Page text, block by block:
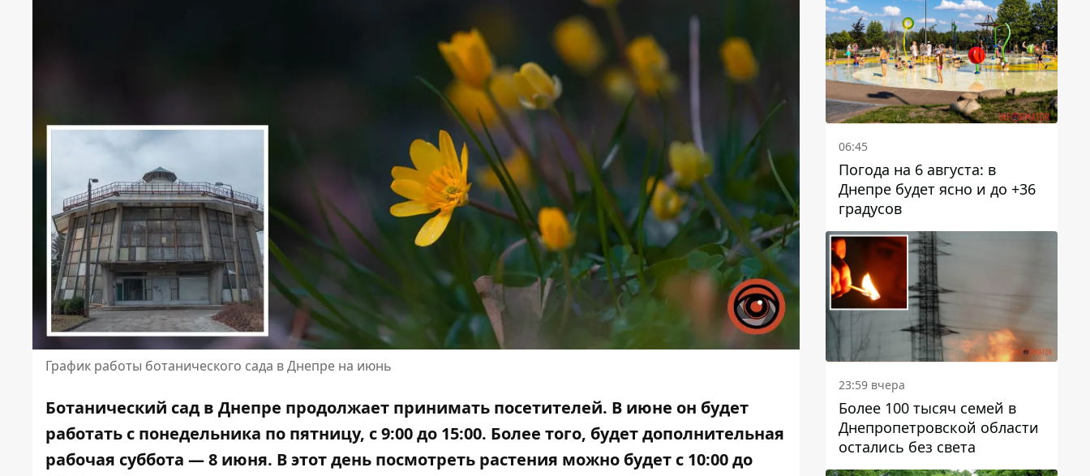
График работы ботанического сада в Днепре на июнь
Ботанический сад в Днепре продолжает принимать посетителей. В июне он будет
работать с понедельника по пятницу, с 9:00 до 15:00. Более того, будет дополнительная
рабочая суббота — 8 июня. В этот день посмотреть растения можно будет с 10:00 до
06:45
Погода на 6 августа: в
Днепре будет ясно и до +36
градусов
23:59 вчера
Более 100 тысяч семей в
Днепропетровской области
остались без света